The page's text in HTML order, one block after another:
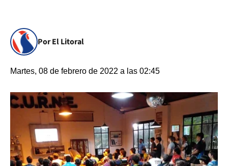
Por El Litoral
Martes, 08 de febrero de 2022 a las 02:45